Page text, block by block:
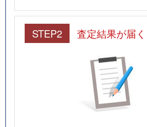
STEP2 査定結果が届く